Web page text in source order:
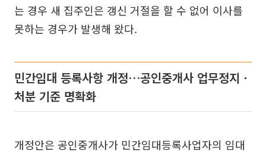
는 경우 새 집주인은 갱신 거절을 할 수 없어 이사를
못하는 경우가 발생해 왔다.
민간임대 등록사항 개정…공인중개사 업무정지ㆍ
처분 기준 명확화
개정안은 공인중개사가 민간임대등록사업자의 임대